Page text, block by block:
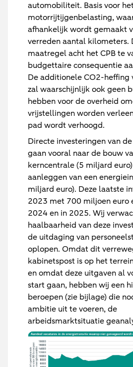
automobiliteit. Basis voor
motorrijtijgenbelasting,
afhankelijk wordt gemaakt
verreden aantal kilometers.
maatregel acht het CPB te
budgettaire consequentie
De additionele CO2-heffing
zal waarschijnlijk ook geen
hebben voor de overheid
vrijstellingen worden
pad wordt verhoogd.
Directe investeringen van
gaan vooral naar de bouw
kerncentrale (5 miljard
aanleggen van een
miljard euro). Deze laatste
2023 met 700 miljoen euro
2024 en in 2025. Wij
haalbaarheid van deze
de uitdaging van
oplopen. Omdat dit
kabinetspost is op het
en omdat deze uitgaven al
start gaan, hebben wij een
beroepen (zie bijlage) die
ambitie uit te voeren, de
arbeidsmarktsituatie